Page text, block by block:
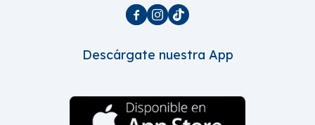
  
Descárgate nuestra App